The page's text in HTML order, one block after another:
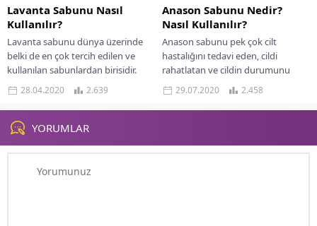
Lavanta Sabunu Nasıl
Kullanılır?
Lavanta sabunu dünya üzerinde
belki de en çok tercih edilen ve
kullanılan sabunlardan birisidir.
Muhteşem kokusu, baş döndürücü
aroması ve...
28.04.2020 2.639
Anason Sabunu Nedir?
Nasıl Kullanılır?
Anason sabunu pek çok cilt
hastalığını tedavi eden, cildi
rahatlatan ve cildin durumunu
iyileştiren doğal bir üründür.
Anason sabunu ülkemizde...
29.07.2020 2.458
YORUMLAR